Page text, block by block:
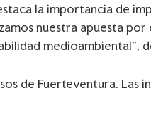
la importancia de
nuestra apuesta
medioambiental”,
de Fuerteventura. Las